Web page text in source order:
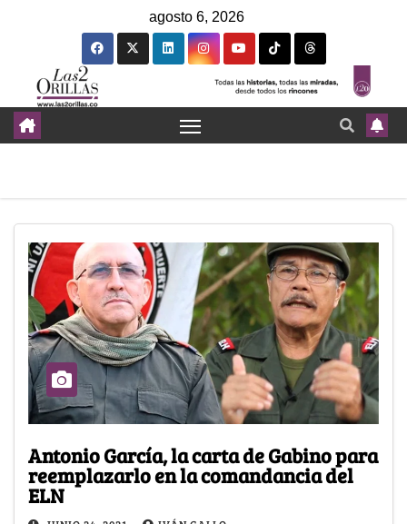
agosto 6, 2026
Antonio García, la carta de Gabino para
reemplazarlo en la comandancia del
ELN